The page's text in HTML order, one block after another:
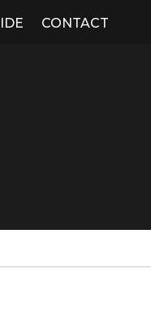
CONTACT